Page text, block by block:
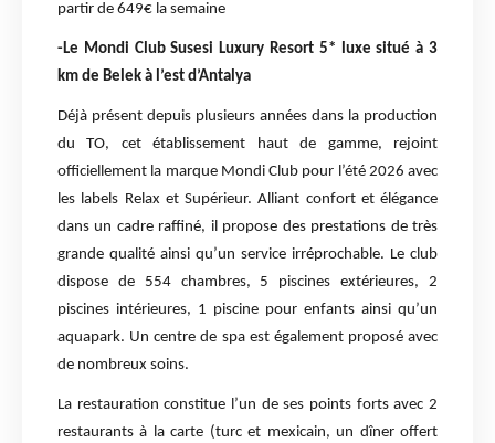
partir de 649€ la semaine
-Le Mondi Club Susesi Luxury Resort 5* luxe situé à 3
km de Belek à l’est d’Antalya
Déjà présent depuis plusieurs années dans la production
du TO, cet établissement haut de gamme, rejoint
officiellement la marque Mondi Club pour l’été 2026 avec
les labels Relax et Supérieur. Alliant confort et élégance
dans un cadre raffiné, il propose des prestations de très
grande qualité ainsi qu’un service irréprochable. Le club
dispose de 554 chambres, 5 piscines extérieures, 2
piscines intérieures, 1 piscine pour enfants ainsi qu’un
aquapark. Un centre de spa est également proposé avec
de nombreux soins.
La restauration constitue l’un de ses points forts avec 2
restaurants à la carte (turc et mexicain, un dîner offert